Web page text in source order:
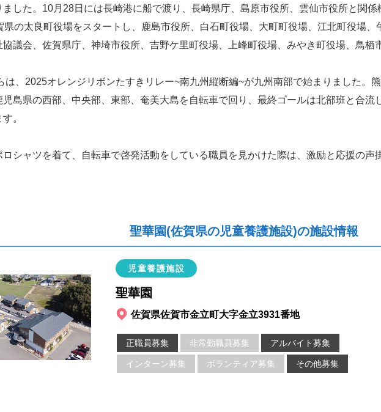
ました。10月28日には長崎港に船で渡り、長崎県庁、島原市役所、雲仙市役所と関
県の太良町役場をスタートし、鹿島市役所、白石町役場、大町町役場、江北町役場
議会、佐賀県庁、神埼市役所、吉野ケ里町役場、上峰町役場、みやき町役場、鳥栖
は、2025オレンジリボンたすきリレー~南九州縦断編~が九州南部で始まりました。
児島県の西部、中央部、東部、奄美大島を自転車で回り、最終ゴールは北部班と合流
。
ロシャツを着て、自転車で啓発活動をしている職員を見かけた際は、激励と応援の声
聖華園(佐賀県の児童養護施設)の施設情報
児童養護施設
聖華園
佐賀県佐賀市金立町大字金立3931番地
正職員募集 非常勤職員募集 アルバイト募集
インターン募集 ボランティア募集 その他募集